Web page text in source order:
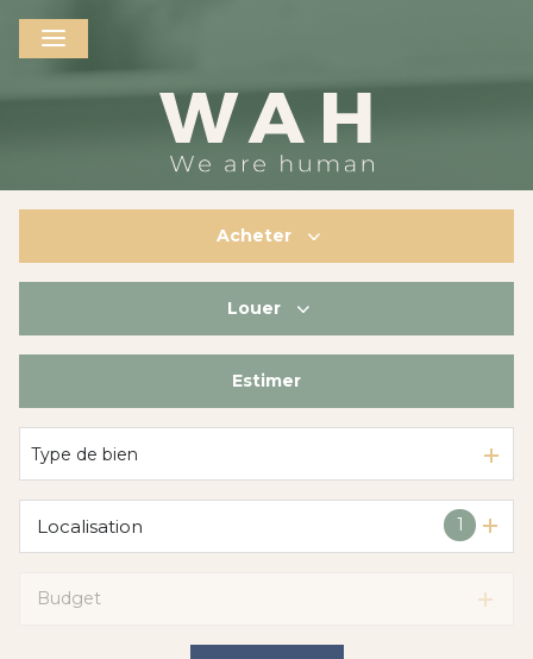
Acheter
De l'immo pro
Louer
De l'immo pro
Estimer
Type de bien
1
Localisation
Budget